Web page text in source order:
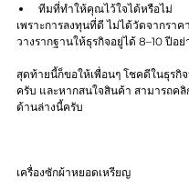
ทีมที่ทำให้คุณไว้ใจได้หรือไม่
เพราะการลงทุนที่ดี ไม่ได้วัดจากรา
วางรากฐานให้ธุรกิจอยู่ได้ 8–10 ปีอย่
สุดท้ายนี้ก็ขอให้เพื่อนๆ โชคดีในธุรกิ
ครับ และหากสนใจสินค้า สามารถค
ด้านล่างนี้ครับ
เครื่องซักผ้าหยอดเหรียญ